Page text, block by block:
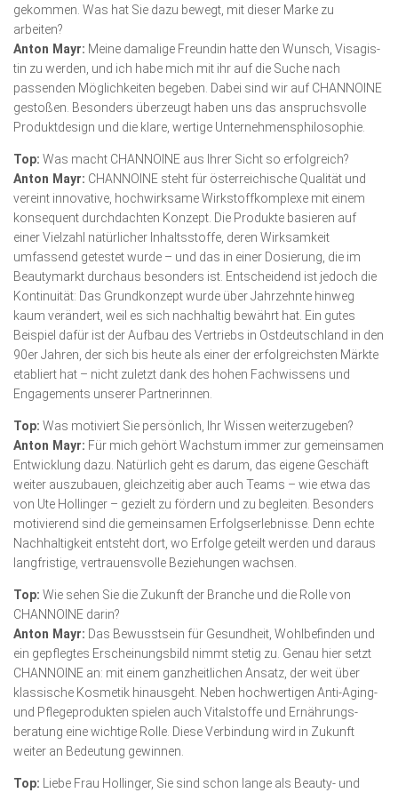
gekommen. Was hat Sie dazu bewegt, mit dieser Marke zu
arbeiten?
Anton Mayr: Meine damalige Freundin hatte den Wunsch, Visa­gis­
tin zu werden, und ich habe mich mit ihr auf die Suche nach
passenden Möglichkeiten begeben. Dabei sind wir auf CHANNOINE
gestoßen. Besonders überzeugt haben uns das an­spruchsvolle
Produktdesign und die klare, wertige Unternehmensphilosophie.
Top: Was macht CHANNOINE aus Ihrer Sicht so erfolgreich?
Anton Mayr: CHANNOINE steht für österreichische Qualität und
vereint innovative, hochwirksame Wirkstoffkomplexe mit einem
konsequent durchdachten Konzept. Die Produkte basieren auf
einer Vielzahl natürlicher Inhaltsstoffe, deren Wirksamkeit
umfassend getestet wurde – und das in einer Dosierung, die im
Beauty­markt durchaus besonders ist. Entscheidend ist jedoch die
Konti­nuität: Das Grundkonzept wurde über Jahrzehnte hinweg
kaum verändert, weil es sich nachhaltig bewährt hat. Ein gutes
Beispiel dafür ist der Aufbau des Vertriebs in Ostdeutschland in den
90er Jahren, der sich bis heute als einer der erfolgreichsten Märkte
etabliert hat – nicht zuletzt dank des hohen Fachwissens und
Engage­ments unserer Partnerinnen.
Top: Was motiviert Sie persönlich, Ihr Wissen weiterzugeben?
Anton Mayr: Für mich gehört Wachstum immer zur gemeinsamen
Entwicklung dazu. Natürlich geht es darum, das eigene Geschäft
weiter auszubauen, gleichzeitig aber auch Teams – wie etwa das
von Ute Hollinger – gezielt zu fördern und zu begleiten. Besonders
motivierend sind die gemeinsamen Erfolgserlebnisse. Denn echte
Nachhaltigkeit entsteht dort, wo Erfolge geteilt werden und daraus
langfristige, vertrauensvolle Beziehungen wachsen.
Top: Wie sehen Sie die Zukunft der Branche und die Rolle von
CHANNOINE darin?
Anton Mayr: Das Bewusstsein für Gesundheit, Wohlbefinden und
ein gepflegtes Erscheinungsbild nimmt stetig zu. Genau hier setzt
CHANNOINE an: mit einem ganzheitlichen Ansatz, der weit über
klassische Kosmetik hinausgeht. Neben hochwertigen Anti-Aging-
und Pflegeprodukten spielen auch Vitalstoffe und Ernährungs­
beratung eine wichtige Rolle. Diese Verbindung wird in Zukunft
weiter an Bedeutung gewinnen.
Top: Liebe Frau Hollinger, Sie sind schon lange als Beauty- und